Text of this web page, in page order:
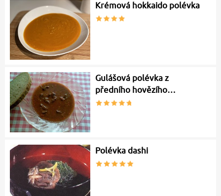
Krémová hokkaido polévka
Gulášová polévka z
předního hovězího…
Polévka dashi